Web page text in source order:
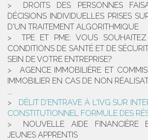
DROITS DES PERSONNES
DÉCISIONS INDIVIDUELLES PRISES
D'UN TRAITEMENT ALGORITHMIQUE
TPE ET PME: VOUS
CONDITIONS DE SANTÉ ET DE
SEIN DE VOTRE ENTREPRISE?
AGENCE IMMOBILIÈRE ET
IMMOBILIER EN CAS DE NON
...
DÉLIT D'ENTRAVE À L'IVG SUR
CONSTITUTIONNEL FORMULE DES
NOUVELLE AIDE FINANCIÈRE
JEUNES APPRENTIS